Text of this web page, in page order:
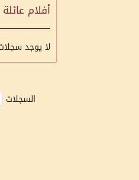
أفلام
لا يوجد
السجلات